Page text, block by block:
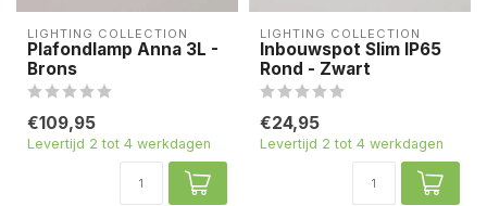
LIGHTING COLLECTION
Plafondlamp Anna 3L -
Brons
€109,95
Levertijd 2 tot 4 werkdagen
LIGHTING COLLECTION
Inbouwspot Slim IP65
Rond - Zwart
€24,95
Levertijd 2 tot 4 werkdagen